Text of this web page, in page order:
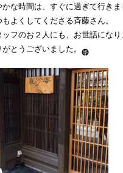
かな時間は、すぐに過ぎて行きま
もよくしてくださる斉藤さん。
ッフのお２人にも、お世話になり
がとうございました。